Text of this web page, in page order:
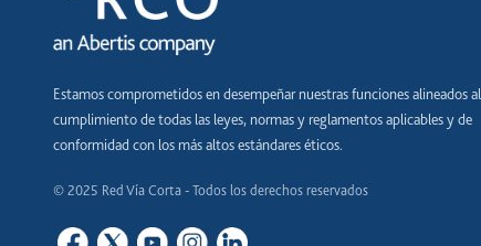
Estamos comprometidos en desempeñar nuestras funciones alineados al
cumplimiento de todas las leyes, normas y reglamentos aplicables y de
conformidad con los más altos estándares éticos.
© 2025 Red Vía Corta - Todos los derechos reservados